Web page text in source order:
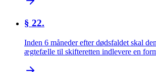
§ 22.
Inden 6 måneder efter dødsfaldet skal
ægtefælle til skifteretten indlevere en